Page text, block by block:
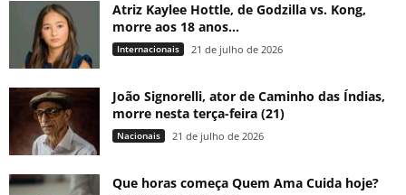
Atriz Kaylee Hottle, de Godzilla vs. Kong,
morre aos 18 anos...
Internacionais 21 de julho de 2026
João Signorelli, ator de Caminho das Índias,
morre nesta terça-feira (21)
Nacionais 21 de julho de 2026
Que horas começa Quem Ama Cuida hoje?